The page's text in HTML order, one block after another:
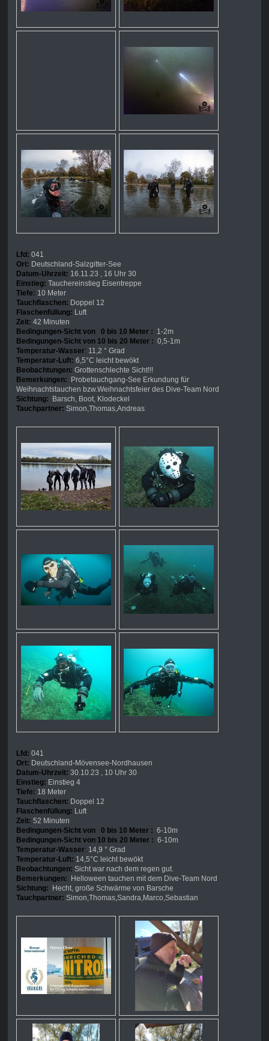
Lfd: 041
Ort: Deutschland-Salzgitter-See
Datum-Uhrzeit: 16.11.23 , 16 Uhr 30
Einstieg: Tauchereinstieg Eisentreppe
Tiefe: 10 Meter
Tauchflaschen: Doppel 12
Flaschenfüllung: Luft
Zeit: 42 Minuten
Bedingungen-Sicht von 0 bis 10 Meter : 1-2m
Bedingungen-Sicht von 10 bis 20 Meter : 0,5-1m
Temperatur-Wasser: 11,2 ° Grad
Temperatur-Luft: 6,5°C leicht bewökt
Beobachtungen: Grottenschlechte Sicht!!!
Bemerkungen: Probetauchgang-See Erkundung für
Weihnachtstauchen bzw.Weihnachtsfeier des Dive-Team Nord
Sichtung: Barsch, Boot, Klodeckel
Tauchpartner: Simon,Thomas,Andreas
Lfd: 041
Ort: Deutschland-Mövensee-Nordhausen
Datum-Uhrzeit: 30.10.23 , 10 Uhr 30
Einstieg: Einstieg 4
Tiefe: 18 Meter
Tauchflaschen: Doppel 12
Flaschenfüllung: Luft
Zeit: 52 Minuten
Bedingungen-Sicht von 0 bis 10 Meter : 6-10m
Bedingungen-Sicht von 10 bis 20 Meter : 6-10m
Temperatur-Wasser: 14,9 ° Grad
Temperatur-Luft: 14,5°C leicht bewökt
Beobachtungen: Sicht war nach dem regen gut.
Bemerkungen: Helloween tauchen mit dem Dive-Team Nord
Sichtung: Hecht, große Schwärme von Barsche
Tauchpartner: Simon,Thomas,Sandra,Marco,Sebastian